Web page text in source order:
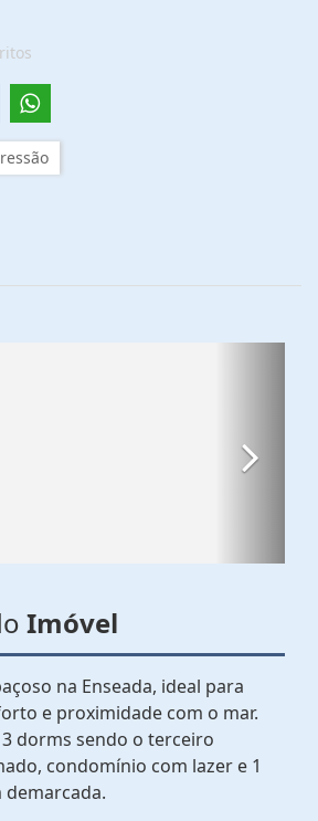
Imóvel
na Enseada, ideal para
e proximidade com o mar.
dorms sendo o terceiro
condomínio com lazer e 1
demarcada.